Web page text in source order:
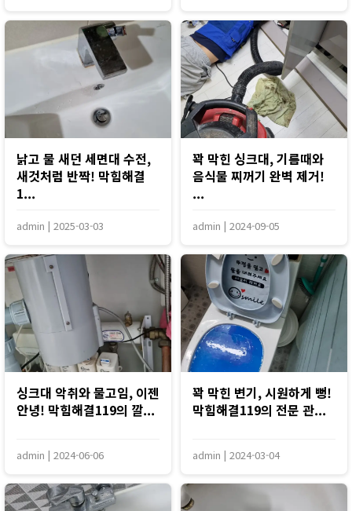
낡고 물 새던 세면대 수전,
새것처럼 반짝! 막힘해결
1...
admin | 2025-03-03
꽉 막힌 싱크대, 기름때와
음식물 찌꺼기 완벽 제거!
...
admin | 2024-09-05
싱크대 악취와 물고임, 이젠
안녕! 막힘해결119의 깔...
admin | 2024-06-06
꽉 막힌 변기, 시원하게 뻥!
막힘해결119의 전문 관...
admin | 2024-03-04